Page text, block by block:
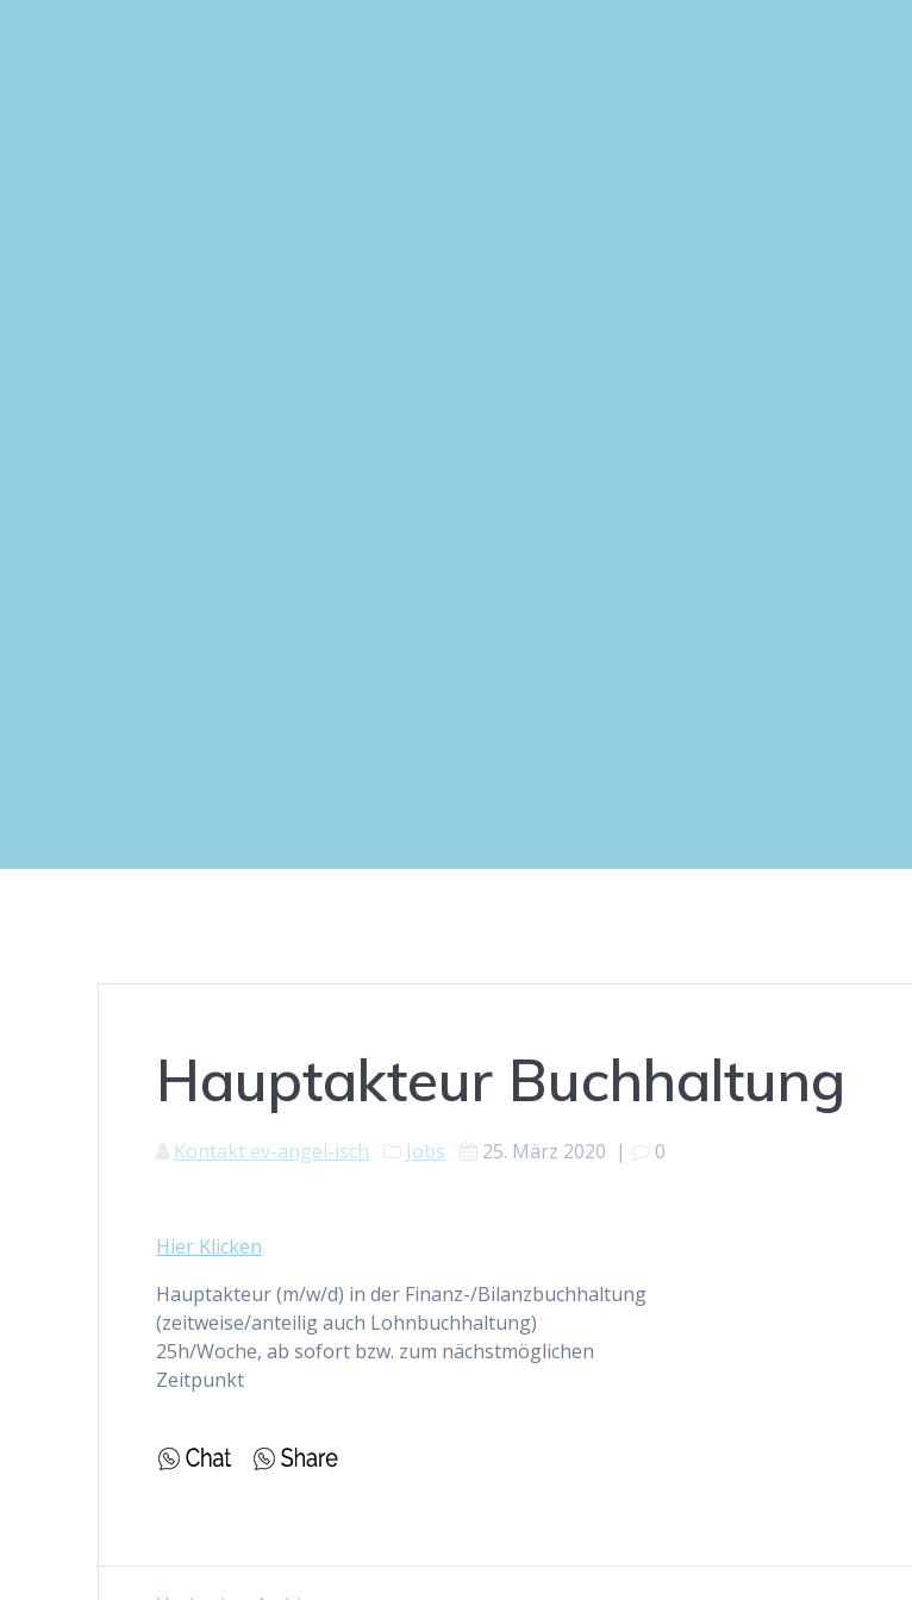
Hauptakteur Buchhaltung
Kontakt ev-angel-isch Jobs 25. März 2020 | 0
Hier Klicken
Hauptakteur (m/w/d) in der Finanz-/Bilanzbuchhaltung
(zeitweise/anteilig auch Lohnbuchhaltung)
25h/Woche, ab sofort bzw. zum nächstmöglichen
Zeitpunkt